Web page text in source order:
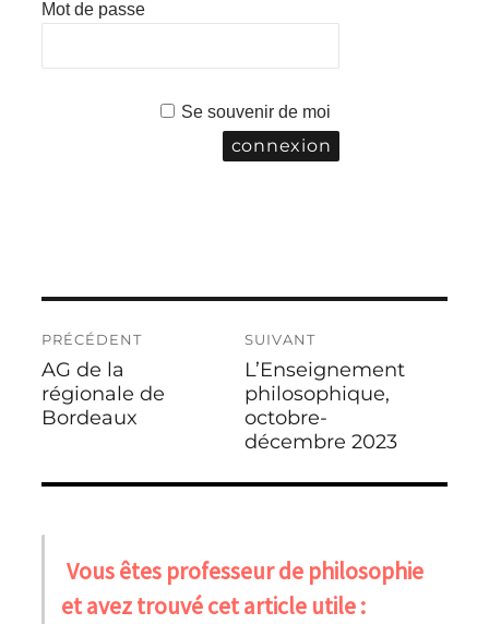
Mot de passe
Se souvenir de moi
de
l’article
PRÉCÉDENT
Publication
précédente :
AG de la
régionale de
Bordeaux
SUIVANT
Publication
suivante :
L’Enseignement
philosophique,
octobre-
décembre 2023
Vous êtes professeur de philosophie
et avez trouvé cet article utile :